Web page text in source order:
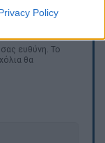
Policy
ευθύνη. Το
θα